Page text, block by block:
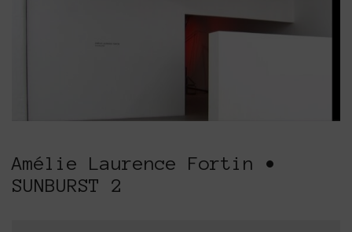
Amélie Laurence Fortin •
SUNBURST 2